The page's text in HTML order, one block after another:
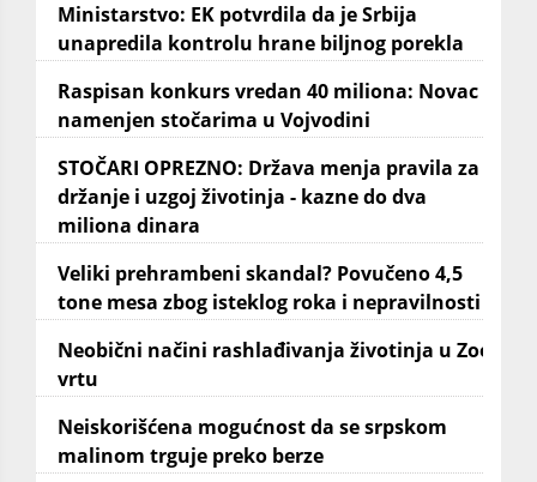
Ministarstvo: EK potvrdila da je Srbija
unapredila kontrolu hrane biljnog porekla
Raspisan konkurs vredan 40 miliona: Novac
namenjen stočarima u Vojvodini
STOČARI OPREZNO: Država menja pravila za
držanje i uzgoj životinja - kazne do dva
miliona dinara
Veliki prehrambeni skandal? Povučeno 4,5
tone mesa zbog isteklog roka i nepravilnosti
Neobični načini rashlađivanja životinja u Zoo
vrtu
Neiskorišćena mogućnost da se srpskom
malinom trguje preko berze